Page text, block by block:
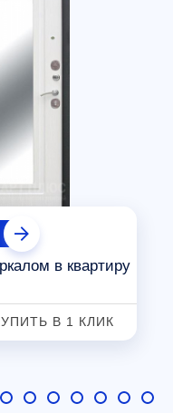
в квартиру
В 1 КЛИК